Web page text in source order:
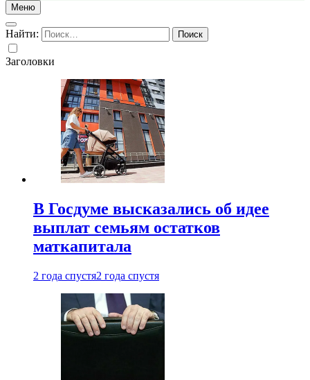
Меню
Найти:
Заголовки
В Госдуме высказались об идее
выплат семьям остатков
маткапитала
2 года спустя2 года спустя